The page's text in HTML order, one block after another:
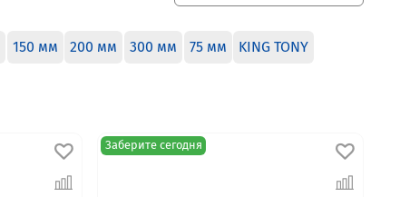
150 мм 200 мм 300 мм 75 мм KING TONY
Заберите сегодня